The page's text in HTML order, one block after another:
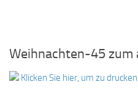
Weihnachten-45 zum
Klicken Sie hier, um zu drucken